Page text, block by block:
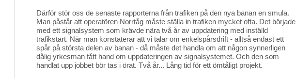
Därför stör oss de senaste rapporterna från trafiken på den nya banan en smula.
Man påstår att operatören Norrtåg måste ställa in trafiken mycket ofta. Det började
med ett signalsystem som krävde nära två år av uppdatering med inställd
trafikstart. När man konstaterar att vi talar om enkelspårsdrift - alltså endast ett
spår på största delen av banan - då måste det handla om att någon synnerligen
dålig yrkesman fått hand om uppdateringen av signalsystemet. Och den som
handlat upp jobbet bör tas i örat. Två år... Lång tid för ett ömtåligt projekt.